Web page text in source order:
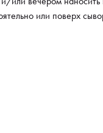
или поверх